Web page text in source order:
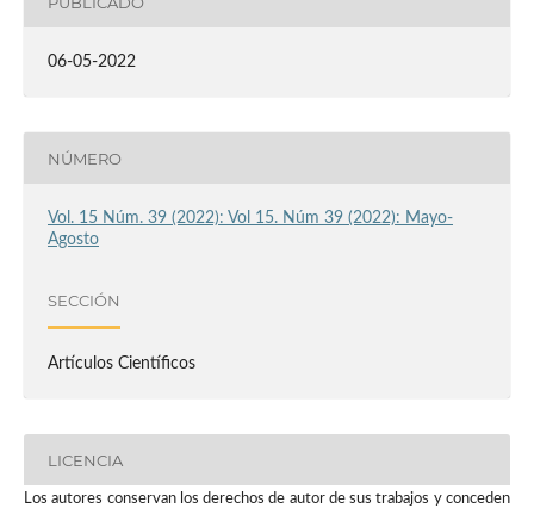
06-05-2022
NÚMERO
Vol. 15 Núm. 39 (2022): Vol 15. Núm 39 (2022): Mayo-
Agosto
SECCIÓN
Artículos Científicos
LICENCIA
Los autores conservan los derechos de autor de sus trabajos y conceden